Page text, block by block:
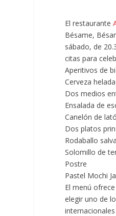
El restaurante
Bésame,
sábado, de
citas para
Aperitivos de
Cerveza
Dos medios
Ensalada de
Canelón de
Dos platos
Rodaballo
Solomillo de
Postre
Pastel Mochi
El menú
elegir uno de
internacionales